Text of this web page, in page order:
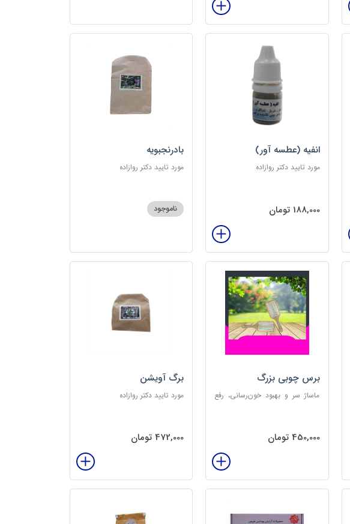
انفیه (عطسه آور)
مورد تایید دکتر روازاده
188,000 تومان
بادرنجبویه
مورد تایید دکتر روازاده
ناموجود
برس چوبی بزرگ
ماساژ سر و بهبود خون‌رسانی، رفع
450,000 تومان
برگ آویشن
مورد تایید دکتر روازاده
472,000 تومان